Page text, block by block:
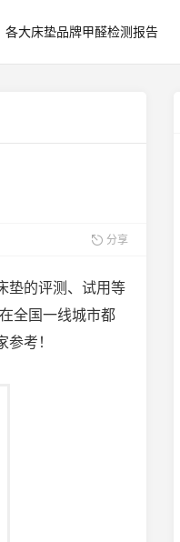
各大床垫品牌甲醛检测报告
分享
垫的评测、试用等
全国一线城市都
考！